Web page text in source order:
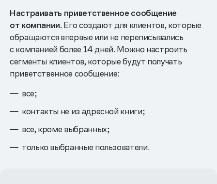
Настраивать приветственное сообщение
от компании. Его создают для клиентов, которые
обращаются впервые или не переписывались
с компанией более 14 дней. Можно настроить
сегменты клиентов, которые будут получать
приветственное сообщение:
все;
контакты не из адресной книги;
все, кроме выбранных;
только выбранные пользователи.